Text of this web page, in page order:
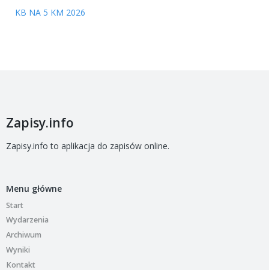
KB NA 5 KM 2026
Zapisy.info
Zapisy.info to aplikacja do zapisów online.
Menu główne
Start
Wydarzenia
Archiwum
Wyniki
Kontakt